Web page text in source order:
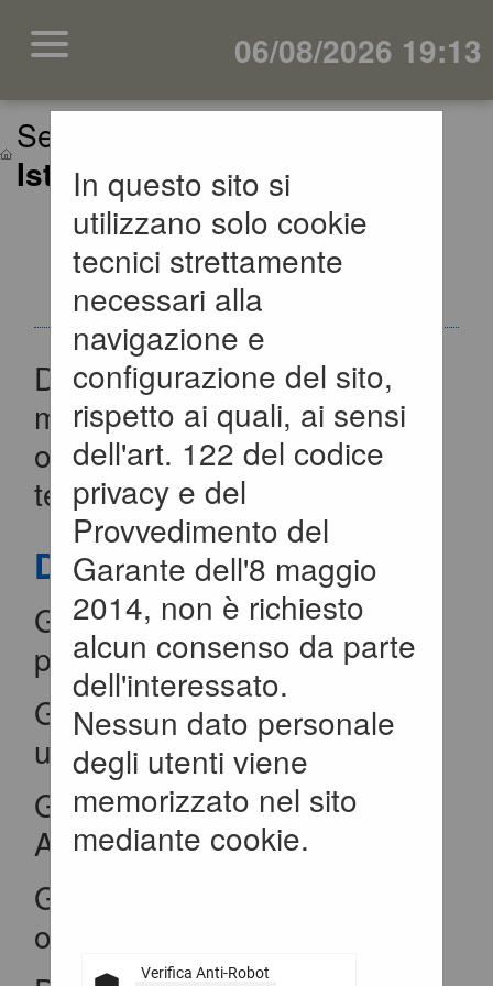
06/08/2026 19:13
Sei qui:
Istruzioni e manuali
In questo sito si
utilizzano solo cookie
tecnici strettamente
necessari alla
navigazione e
configurazione del sito,
rispetto ai quali, ai sensi
dell'art. 122 del codice
privacy e del
Provvedimento del
Garante dell'8 maggio
2014, non è richiesto
alcun consenso da parte
dell'interessato.
Nessun dato personale
degli utenti viene
memorizzato nel sito
mediante cookie.
Verifica Anti-Robot
ISTRUZIONI E
MANUALI
Di seguito si riportano i
manuali di supporto per
operare con la piattaforma
telematica dell'Ente.
Documenti
Guida per la registrazione al
portale
Guida alla presentazione di
un'offerta
Guida alla presentazione di
Affidamenti Diretti
Guida iscrizione agli elenchi
operatori economici